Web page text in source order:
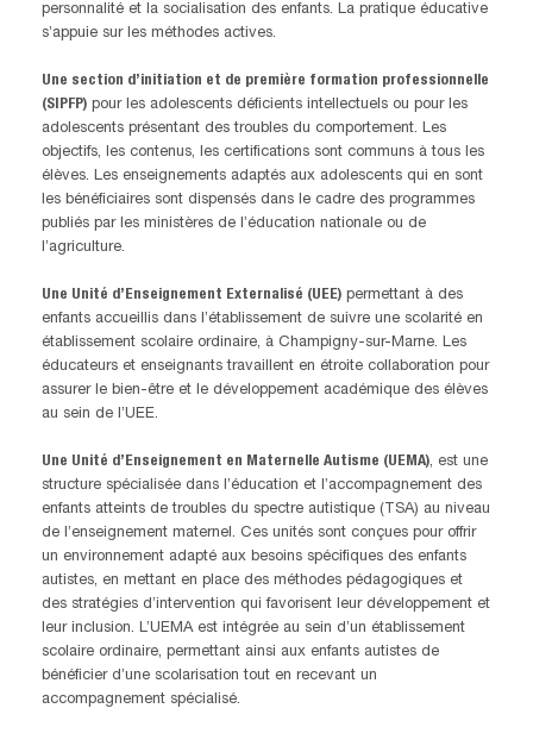
personnalité et la socialisation des enfants. La pratique éducative
s’appuie sur les méthodes actives.
Une section d’initiation et de première formation professionnelle
(SIPFP) pour les adolescents déficients intellectuels ou pour les
adolescents présentant des troubles du comportement. Les
objectifs, les contenus, les certifications sont communs à tous les
élèves. Les enseignements adaptés aux adolescents qui en sont
les bénéficiaires sont dispensés dans le cadre des programmes
publiés par les ministères de l’éducation nationale ou de
l’agriculture.
Une Unité d’Enseignement Externalisé (UEE) permettant à des
enfants accueillis dans l’établissement de suivre une scolarité en
établissement scolaire ordinaire, à Champigny-sur-Marne. Les
éducateurs et enseignants travaillent en étroite collaboration pour
assurer le bien-être et le développement académique des élèves
au sein de l’UEE.
Une Unité d’Enseignement en Maternelle Autisme (UEMA), est une
structure spécialisée dans l’éducation et l’accompagnement des
enfants atteints de troubles du spectre autistique (TSA) au niveau
de l’enseignement maternel. Ces unités sont conçues pour offrir
un environnement adapté aux besoins spécifiques des enfants
autistes, en mettant en place des méthodes pédagogiques et
des stratégies d’intervention qui favorisent leur développement et
leur inclusion. L’UEMA est intégrée au sein d’un établissement
scolaire ordinaire, permettant ainsi aux enfants autistes de
bénéficier d’une scolarisation tout en recevant un
accompagnement spécialisé.